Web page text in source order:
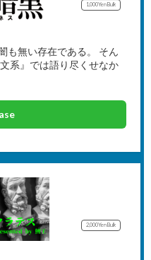
1,000YenBulk
も無い存在である。 そん
系』では語り尽くせなか
2,000YenBulk